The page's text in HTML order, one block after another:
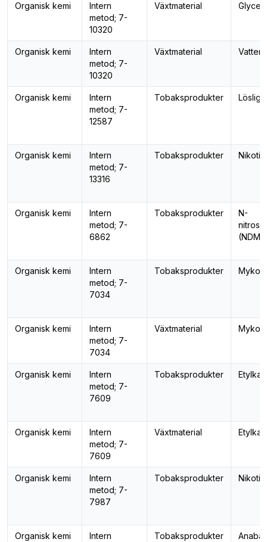
Organisk kemi
Intern
metod; 7-
10320
Växtmaterial
Organisk kemi
Intern
metod; 7-
10320
Växtmaterial
Organisk kemi
Intern
metod; 7-
12587
Tobaksprodukter
Organisk kemi
Intern
metod; 7-
13316
Tobaksprodukter Nikotin
Organisk kemi
Intern
metod; 7-
6862
Tobaksprodukter
N-
Organisk kemi
Intern
metod; 7-
7034
Tobaksprodukter
Organisk kemi
Intern
metod; 7-
7034
Växtmaterial
Organisk kemi
Intern
metod; 7-
7609
Tobaksprodukter
Organisk kemi
Intern
metod; 7-
7609
Växtmaterial
Organisk kemi
Intern
metod; 7-
7987
Tobaksprodukter Nikotin
Organisk kemi
Intern
Tobaksprodukter